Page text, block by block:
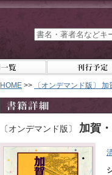
HOME >> 〔オンデマンド版〕
〔オンデマンド版〕 加賀